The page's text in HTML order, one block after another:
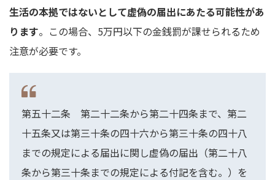
生活の本拠ではないとして虚偽の届出にあたる可能性があ
ります。この場合、5万円以下の金銭罰が課せられるため
注意が必要です。
第五十二条 第二十二条から第二十四条まで、第二
十五条又は第三十条の四十六から第三十条の四十八
までの規定による届出に関し虚偽の届出（第二十八
条から第三十条までの規定による付記を含む。）を